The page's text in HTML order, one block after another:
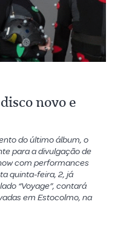
novo e
do último álbum, o
para a divulgação de
com performances
quinta-feira, 2, já
“Voyage”, contará
em Estocolmo, na